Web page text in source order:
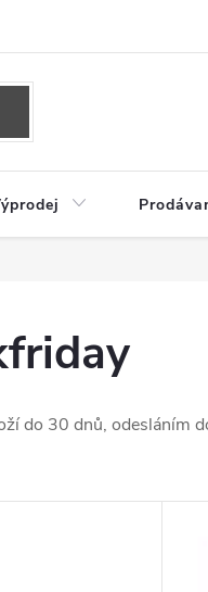
do 30 dnů, odesláním